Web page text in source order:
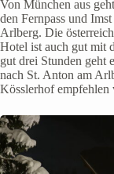
Von München aus
den Fernpass und
Arlberg. Die
Hotel ist auch gut mit
gut drei Stunden geht
nach St. Anton am
Kösslerhof empfehlen